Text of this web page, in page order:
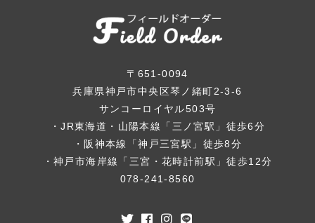
〒651-0094
兵庫県神戸市中央区琴ノ緒町2-3-6
サンコーロイヤル503号
・JR東海道・山陽本線「三ノ宮駅」徒歩6分
・阪神本線「神戸三宮駅」徒歩8分
・神戸市海岸線「三宮・花時計前駅」徒歩12分
078-241-8560